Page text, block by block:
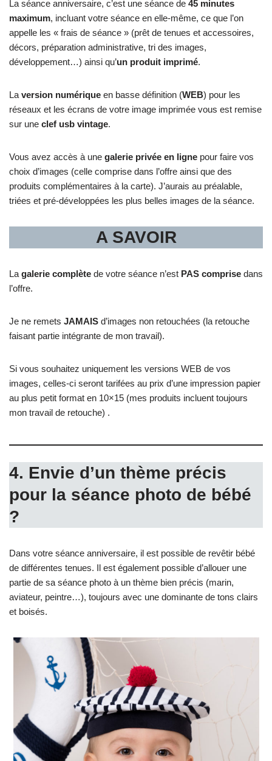
La séance anniversaire, c’est une séance de 45 minutes
maximum, incluant votre séance en elle-même, ce que l’on
appelle les « frais de séance » (prêt de tenues et accessoires,
décors, préparation administrative, tri des images,
développement…) ainsi qu’un produit imprimé.
La version numérique en basse définition (WEB) pour les
réseaux et les écrans de votre image imprimée vous est remise
sur une clef usb vintage.
Vous avez accès à une galerie privée en ligne pour faire vos
choix d’images (celle comprise dans l’offre ainsi que des
produits complémentaires à la carte). J’aurais au préalable,
triées et pré-développées les plus belles images de la séance.
A SAVOIR
La galerie complète de votre séance n’est PAS comprise dans
l’offre.
Je ne remets JAMAIS d’images non retouchées (la retouche
faisant partie intégrante de mon travail).
Si vous souhaitez uniquement les versions WEB de vos
images, celles-ci seront tarifées au prix d’une impression papier
au plus petit format en 10×15 (mes produits incluent toujours
mon travail de retouche) .
4. Envie d’un thème précis
pour la séance photo de bébé
?
Dans votre séance anniversaire, il est possible de revêtir bébé
de différentes tenues. Il est également possible d’allouer une
partie de sa séance photo à un thème bien précis (marin,
aviateur, peintre…), toujours avec une dominante de tons clairs
et boisés.